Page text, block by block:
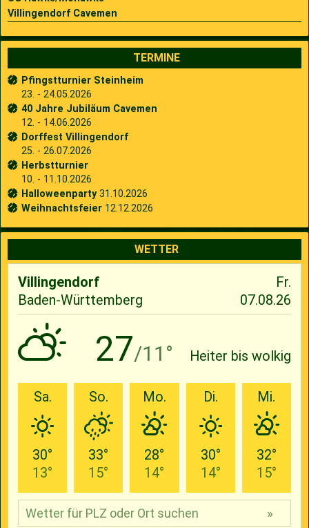
Villingendorf Cavemen
TERMINE
Pfingstturnier Steinheim
23. - 24.05.2026
40 Jahre Jubiläum Cavemen
12. - 14.06.2026
Dorffest Villingendorf
25. - 26.07.2026
Herbstturnier
10. - 11.10.2026
Halloweenparty31.10.2026
Weihnachtsfeier 12.12.2026
WETTER